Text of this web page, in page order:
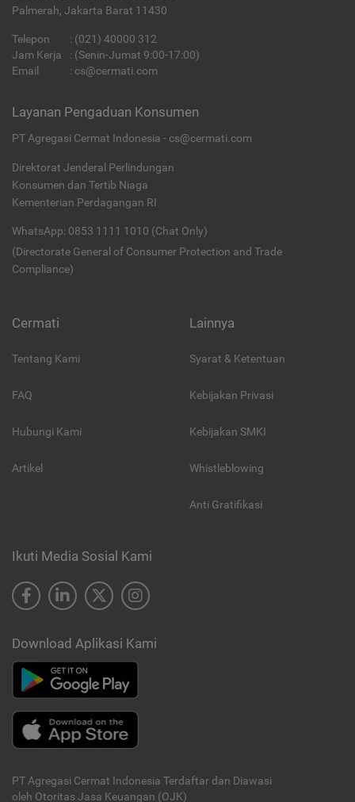
Palmerah, Jakarta Barat 11430
Telepon : (021) 40000 312
Jam Kerja
: (Senin-Jumat 9:00-17:00)
Email
: cs@cermati.com
Layanan Pengaduan Konsumen
PT Agregasi Cermat Indonesia - cs@cermati.com
Direktorat Jenderal Perlindungan
Konsumen dan Tertib Niaga
Kementerian Perdagangan RI
WhatsApp: 0853 1111 1010 (Chat Only)
(Directorate General of Consumer Protection and Trade
Compliance)
Cermati
Tentang Kami
FAQ
Hubungi Kami
Artikel
Lainnya
Syarat & Ketentuan
Kebijakan Privasi
Kebijakan SMKI
Whistleblowing
Anti Gratifikasi
Ikuti Media Sosial Kami
Download Aplikasi Kami
PT Agregasi Cermat Indonesia Terdaftar dan Diawasi
oleh Otoritas Jasa Keuangan (OJK)